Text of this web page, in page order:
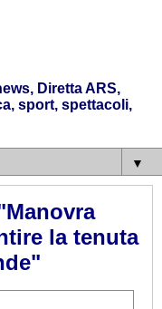
Diretta ARS,
sport, spettacoli,
▼
la tenuta